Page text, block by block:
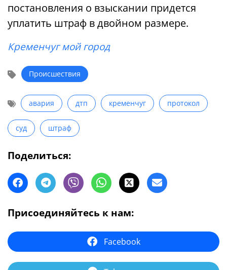
постановления о взыскании придется
уплатить штраф в двойном размере.
Кременчуг мой город
Происшествия
авария дтп кременчуг протокол
суд штраф
Поделиться:
Присоединяйтесь к нам:
Facebook